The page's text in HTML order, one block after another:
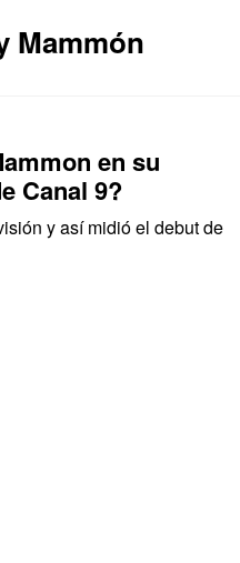
Mammón
en su
Canal 9?
y así midió el debut de